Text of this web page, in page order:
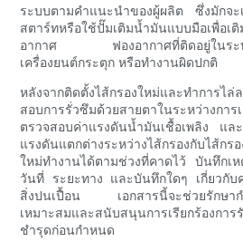
ระบบตามคำแนะนำของผู้ผลิต ซึ่งมักจะ
สตาร์ทหรือใช้ปั๊มเติมน้ำมันแบบมือเพื่อเ
อากาศ ฟองอากาศที่ติดอยู่ในระบบ
เครื่องยนต์กระตุก หรือทำงานผิดปกติ
หลังจากติดตั้งไส้กรองใหม่และทำการ
สอบการรั่วซึมด้วยสายตาในระหว่างการ
ตรวจสอบค่าแรงดันน้ำมันเชื้อเพลิง แ
แรงดันแตกต่างระหว่างไส้กรองกับไส้ก
ใหม่ทำงานได้ตามช่วงที่คาดไว้ บันทึกเ
วันที่ ระยะทาง และบันทึกใดๆ เกี่ยวกับ
สิ่งปนเปื้อน เอกสารนี้จะช่วยรักษาก
เหมาะสมและสนับสนุนการเรียกร้องการ
ชำรุดก่อนกำหนด